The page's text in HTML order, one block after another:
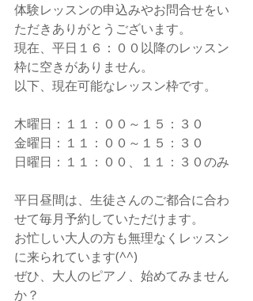
体験レッスンの申込みやお問合せをい
ただきありがとうございます。
現在、平日１６：００以降のレッスン
枠に空きがありません。
以下、現在可能なレッスン枠です。
木曜日：１１：００～１５：３０
金曜日：１１：００～１５：３０
日曜日：１１：００、１１：３０のみ
平日昼間は、生徒さんのご都合に合わ
せて毎月予約していただけます。
お忙しい大人の方も無理なくレッスン
に来られています(^^)
ぜひ、大人のピアノ、始めてみません
か？